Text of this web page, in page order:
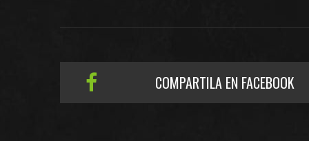
COMPARTILA EN FACEBOOK